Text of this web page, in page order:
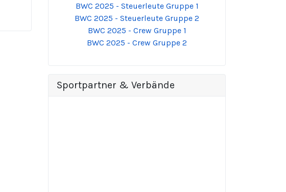
BWC 2025 - Steuerleute Gruppe 1
BWC 2025 - Steuerleute Gruppe 2
BWC 2025 - Crew Gruppe 1
BWC 2025 - Crew Gruppe 2
Sportpartner & Verbände